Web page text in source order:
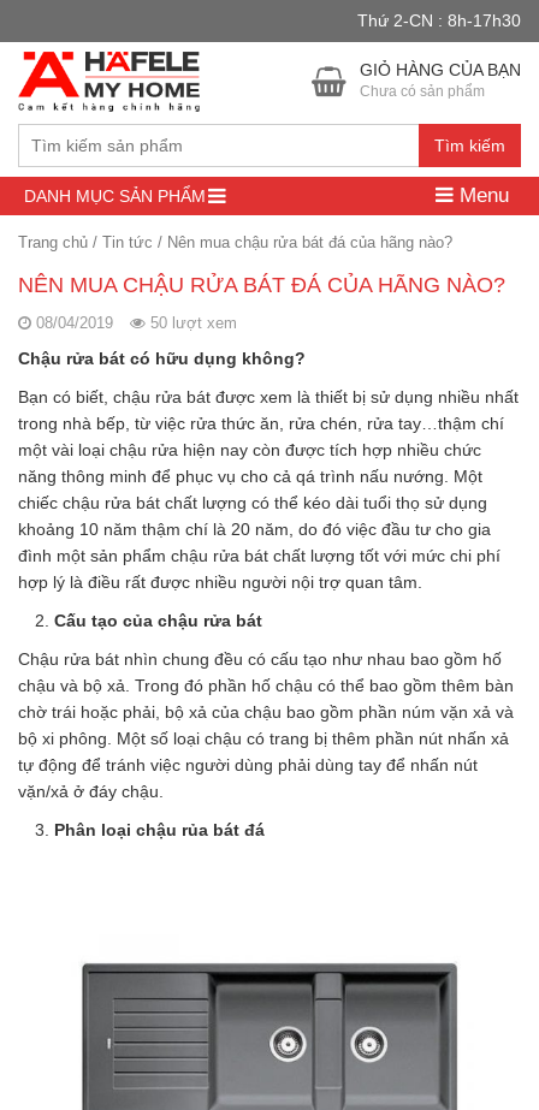
Thứ 2-CN : 8h-17h30
Tìm kiếm
GIỎ HÀNG CỦA BẠN
Chưa có sản phẩm
DANH MỤC SẢN PHẨM Menu
Trang chủ / Tin tức / Nên mua chậu rửa bát đá của hãng nào?
NÊN MUA CHẬU RỬA BÁT ĐÁ CỦA HÃNG NÀO?
08/04/2019 50 lượt xem
Chậu rửa bát có hữu dụng không?
Bạn có biết, chậu rửa bát được xem là thiết bị sử dụng nhiều nhất
trong nhà bếp, từ việc rửa thức ăn, rửa chén, rửa tay…thậm chí
một vài loại chậu rửa hiện nay còn được tích hợp nhiều chức
năng thông minh để phục vụ cho cả qá trình nấu nướng. Một
chiếc chậu rửa bát chất lượng có thể kéo dài tuổi thọ sử dụng
khoảng 10 năm thậm chí là 20 năm, do đó việc đầu tư cho gia
đình một sản phẩm chậu rửa bát chất lượng tốt với mức chi phí
hợp lý là điều rất được nhiều người nội trợ quan tâm.
Cấu tạo của chậu rửa bát
Chậu rửa bát nhìn chung đều có cấu tạo như nhau bao gồm hố
chậu và bộ xả. Trong đó phần hố chậu có thể bao gồm thêm bàn
chờ trái hoặc phải, bộ xả của chậu bao gồm phần núm vặn xả và
bộ xi phông. Một số loại chậu có trang bị thêm phần nút nhấn xả
tự động để tránh việc người dùng phải dùng tay để nhấn nút
vặn/xả ở đáy chậu.
Phân loại chậu rủa bát đá
Đây là cửa hàng demo nhằm mục đích thử nghiệm — các đơn hàng
sẽ không có hiệu lực.